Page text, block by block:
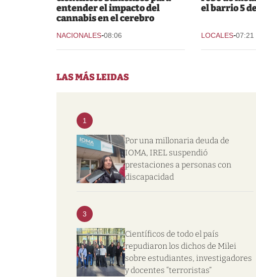
entender el impacto del
cannabis en el cerebro
NACIONALES-08:06
el barrio 5
LOCALES-07:21
LAS MÁS LEIDAS
1
Por una millonaria deuda de
IOMA, IREL suspendió
prestaciones a personas con
discapacidad
3
Científicos de todo el país
repudiaron los dichos de Milei
sobre estudiantes, investigadores
y docentes “terroristas”